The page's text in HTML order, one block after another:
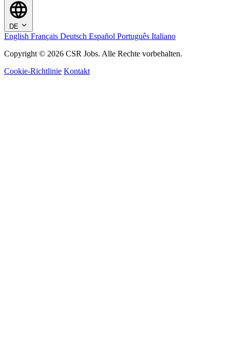
DE
English Français Deutsch Español Português Italiano
Copyright © 2026 CSR Jobs. Alle Rechte vorbehalten.
Cookie-Richtlinie Kontakt